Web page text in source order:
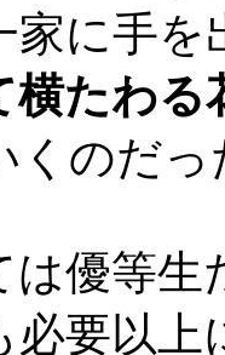
家に手
横たわる
くのだ
は優等
必要以